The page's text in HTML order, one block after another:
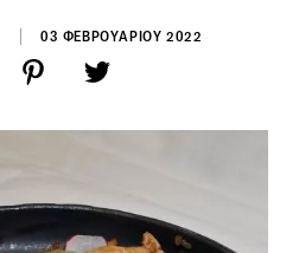
03 ΦΕΒΡΟΥΑΡΙΟΥ 2022